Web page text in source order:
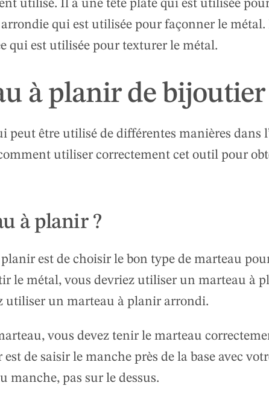
utilisé. Il a une tête plate qui est utilisée
qui est utilisée pour façonner le métal.
qui est utilisée pour texturer le métal.
à planir de bijoutier
être utilisé de différentes manières dans
utiliser correctement cet outil pour
à planir ?
est de choisir le bon type de marteau
le métal, vous devriez utiliser un marteau à
utiliser un marteau à planir arrondi.
vous devez tenir le marteau
de saisir le manche près de la base avec
manche, pas sur le dessus.